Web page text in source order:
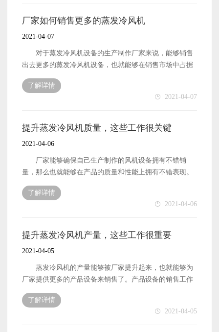
风机的质量想要被厂家提升起来，首先便是需要厂家做好
自身的生产技术也就会越好，厂家的生产技术能够越专业
和先进，那么自身的生产制作工作也就能够专业地进行，
生产制作出来的产品设备也就能够拥有不错的质量了。
好自身的生产效率提升工作之外，还有便是需要厂家做好
自身的质量检测标准提升工作了。厂家的质检标准越高，
质的质量了。 以上便是作为蒸发冷风机设备的生产制
作厂家，想要自身能够生产制作出更多优质的风机设备，
需要做好的工作内容了。
厂家如何销售更多的蒸发冷风机
2021-04-07
对于蒸发冷风机设备的生产制作厂家来说，能够销售
出去更多的蒸发冷风机设备，也就能够在销售市场中占据
比较有利的地位。不过，厂家想要自身能够销售出去更多
风机设备，也是需要厂家能够做好很多相关工作的。下面
本文就来简单地介绍一下，厂家需要怎么做才能销售出去
起来，首先便是需要厂家做好自身的生产制作工作。厂家
的风机设备来了。厂家生产制作出来的设备拥有良好的质
量，也就能够获得更多用户的关注。这样也就能够拥有更
好的销量了。 蒸发冷风机的销量想要被厂家提升起
产品的品牌形象良好了，那么自然也就能够在销售市场中
获得更多用户的关注，能够获得更多用户的认可。这样也
备的销量提升起来了。 以上便是蒸发冷风机的销量想
要被厂家提升起来，作为生产制作厂家需要做好的相关工
作内容了。
了解详情
2021-04-07
提升蒸发冷风机质量，这些工作很关键
2021-04-06
厂家能够确保自己生产制作的风机设备拥有不错销
量，那么也就能够在产品的质量和性能上拥有不错表现。
产品设备的质量和性能越好，那么也就能够将设备的销量
提升起来了。产品设备的销量被提升之后，那么作为设备
的生产制作厂家，也就能够获得更多的经济收入了，厂家
提升蒸发冷风机设备的质量呢?下面本文就来简单地介绍一
首先需要做好的便是原材料的质量和性能提升工作了。产
品设备的原材料能够拥有不错的质量，那么自然也就能够
生产制作出更优质的产品来。所以，厂家一定要做好原材
料。 蒸发冷风机的质量想要被提升，除了需要做好原
材料的质量和性能提升工作之后，还需要做好的便是自身
了解详情
2021-04-06
提升蒸发冷风机产量，这些工作很重要
2021-04-05
蒸发冷风机的产量能够被厂家提升起来，也就能够为
厂家提供更多的产品设备来销售了。产品设备的销售工作
能够做好，那么自身的经济收入也就可以被提升起来，厂
家的经济收入被提升了，那么自身的发展速度也就会更加
快速了。那么，风机设备的产量想要被厂家提升起来，需
了解详情
2021-04-05